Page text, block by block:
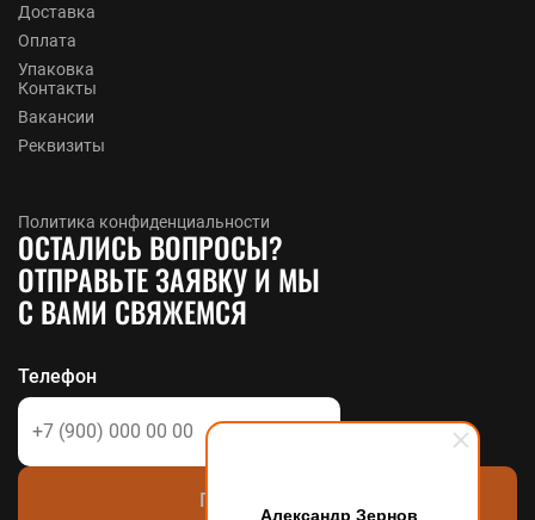
Александр Зернов
Доставка
Оплата
Упаковка
Контакты
Вакансии
Реквизиты
Политика конфиденциальности
ОСТАЛИСЬ ВОПРОСЫ?
ОТПРАВЬТЕ ЗАЯВКУ И МЫ
С ВАМИ СВЯЖЕМСЯ
Телефон
Позвоните мне